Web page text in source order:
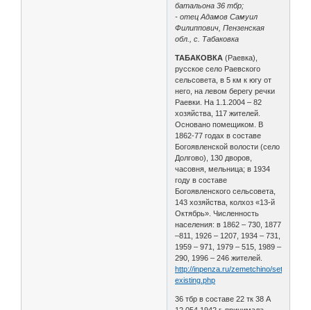
батальона 36 тбр;
- отец Адамов Самуил
Филиппович, Пензенская
обл., с. Табаковка
ТАБАКОВКА (Раевка),
русское село Раевского
сельсовета, в 5 км к югу от
него, на левом берегу речки
Раевки. На 1.1.2004 – 82
хозяйства, 117 жителей.
Основано помещиком. В
1862-77 годах в составе
Богоявленской волости (село
Долгово), 130 дворов,
часовня, мельница; в 1934
году в составе
Богоявленского сельсовета,
143 хозяйства, колхоз «13-й
Октябрь». Численность
населения: в 1862 – 730, 1877
–811, 1926 – 1207, 1934 – 731,
1959 – 971, 1979 – 515, 1989 –
290, 1996 – 246 жителей.
http://inpenza.ru/zemetchino/
existing.php
36 тбр в составе 22 тк 38 А